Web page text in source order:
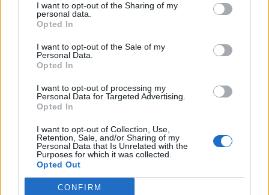
I want to opt-out of the Sharing of my
personal data.
Opted In
I want to opt-out of the Sale of my
Personal Data.
Opted In
I want to opt-out of processing my
Personal Data for Targeted Advertising.
Opted In
I want to opt-out of Collection, Use,
Retention, Sale, and/or Sharing of my
Personal Data that Is Unrelated with the
Purposes for which it was collected.
Opted Out
CONFIRM
Gyengült a forint estére: így áll most az
Gyengült a forint a főbb devizákkal szemben szerdán
kora estére a bankközi devizapiacon reggelhez képest.